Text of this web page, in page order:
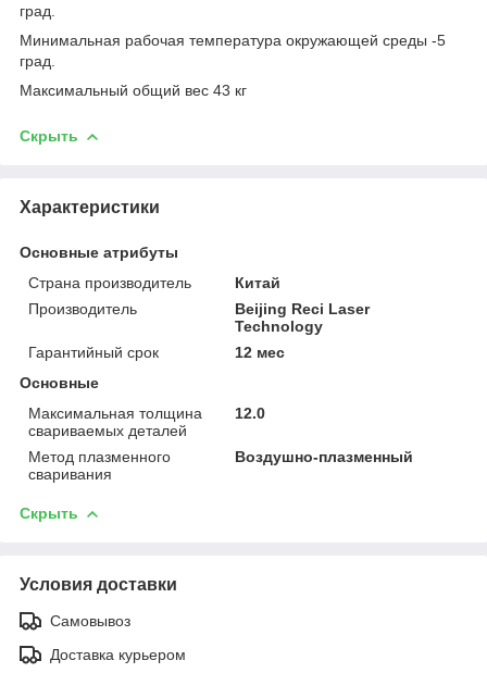
град.
Минимальная рабочая температура окружающей среды -5
град.
Максимальный общий вес 43 кг
Скрыть
Характеристики
Основные атрибуты
Страна производитель
Китай
Производитель
Beijing Reci Laser
Technology
Гарантийный срок
12 мес
Основные
Максимальная толщина
свариваемых деталей
12.0
Метод плазменного
сваривания
Воздушно-плазменный
Скрыть
Условия доставки
Самовывоз
Доставка курьером